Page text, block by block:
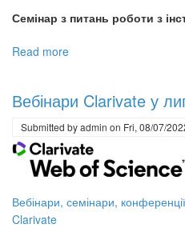
Семінар з питань роботи з
Read more
та
наукометрії
березні
2023
Вебінари Clarivate у
Submitted byadmin on Fri, 08/07/
Вебінари, семінари,
Clarivate